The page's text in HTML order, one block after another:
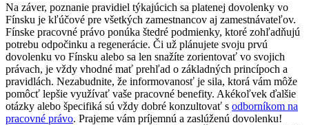
Na záver, poznanie pravidiel týkajúcich sa platenej dovolenky vo
Fínsku je kľúčové pre všetkých zamestnancov aj zamestnávateľov.
Fínske pracovné právo ponúka štedré podmienky, ktoré zohľadňujú
potrebu odpočinku a regenerácie. Či už plánujete svoju prvú
dovolenku vo Fínsku alebo sa len snažíte zorientovať vo svojich
právach, je vždy vhodné mať prehľad o základných princípoch a
pravidlách. Nezabudnite, že informovanosť je sila, ktorá vám môže
pomôcť lepšie využívať vaše pracovné benefity. Akékoľvek ďalšie
otázky alebo špecifiká sú vždy dobré konzultovať s odborníkom na
pracovné právo. Prajeme vám príjemnú a zaslúženú dovolenku!